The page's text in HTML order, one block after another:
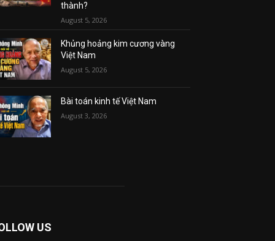
thành?
August 5, 2026
Khủng hoảng kim cương vàng
Việt Nam
August 5, 2026
Bài toán kinh tế Việt Nam
August 3, 2026
US